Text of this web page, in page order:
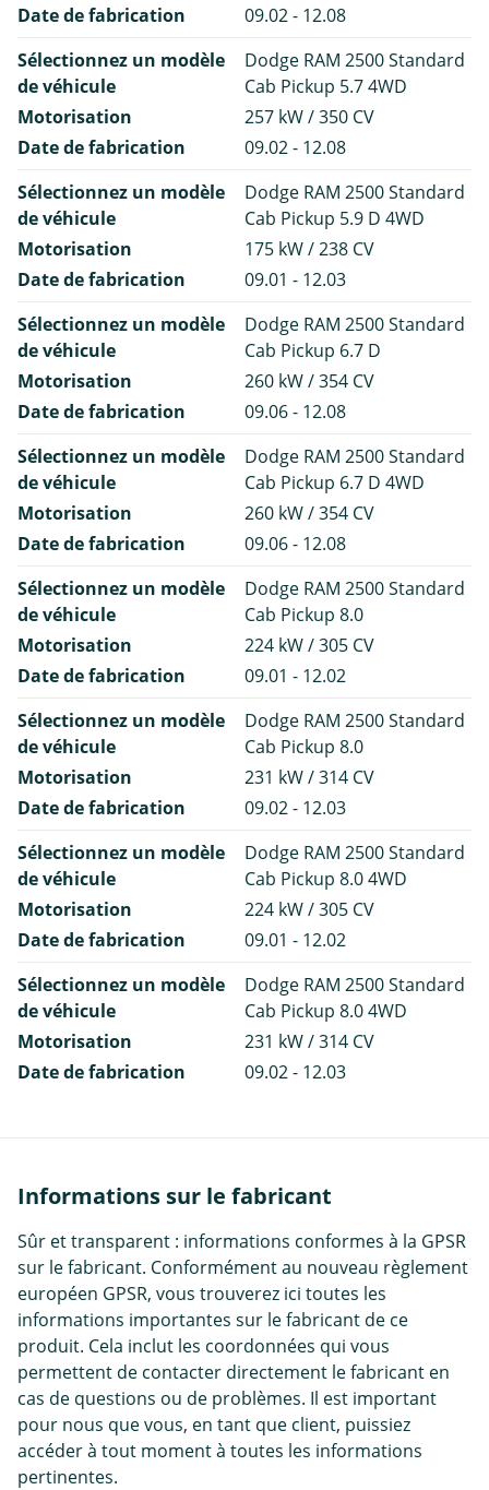
Date de fabrication
09.02 - 12.08
Sélectionnez un modèle
de véhicule
Dodge RAM 2500 Standard
Cab Pickup 5.7 4WD
Motorisation
257 kW / 350 CV
Date de fabrication
09.02 - 12.08
Sélectionnez un modèle
de véhicule
Dodge RAM 2500 Standard
Cab Pickup 5.9 D 4WD
Motorisation
175 kW / 238 CV
Date de fabrication
09.01 - 12.03
Sélectionnez un modèle
de véhicule
Dodge RAM 2500 Standard
Cab Pickup 6.7 D
Motorisation
260 kW / 354 CV
Date de fabrication
09.06 - 12.08
Sélectionnez un modèle
de véhicule
Dodge RAM 2500 Standard
Cab Pickup 6.7 D 4WD
Motorisation
260 kW / 354 CV
Date de fabrication
09.06 - 12.08
Sélectionnez un modèle
de véhicule
Dodge RAM 2500 Standard
Cab Pickup 8.0
Motorisation
224 kW / 305 CV
Date de fabrication
09.01 - 12.02
Sélectionnez un modèle
de véhicule
Dodge RAM 2500 Standard
Cab Pickup 8.0
Motorisation
231 kW / 314 CV
Date de fabrication
09.02 - 12.03
Sélectionnez un modèle
de véhicule
Dodge RAM 2500 Standard
Cab Pickup 8.0 4WD
Motorisation
224 kW / 305 CV
Date de fabrication
09.01 - 12.02
Sélectionnez un modèle
de véhicule
Dodge RAM 2500 Standard
Cab Pickup 8.0 4WD
Motorisation
231 kW / 314 CV
Date de fabrication
09.02 - 12.03
Informations sur le fabricant
Sûr et transparent : informations conformes à la GPSR
sur le fabricant. Conformément au nouveau règlement
européen GPSR, vous trouverez ici toutes les
informations importantes sur le fabricant de ce
produit. Cela inclut les coordonnées qui vous
permettent de contacter directement le fabricant en
cas de questions ou de problèmes. Il est important
pour nous que vous, en tant que client, puissiez
accéder à tout moment à toutes les informations
pertinentes.